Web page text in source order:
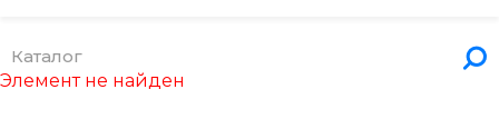
Каталог
Элемент не найден